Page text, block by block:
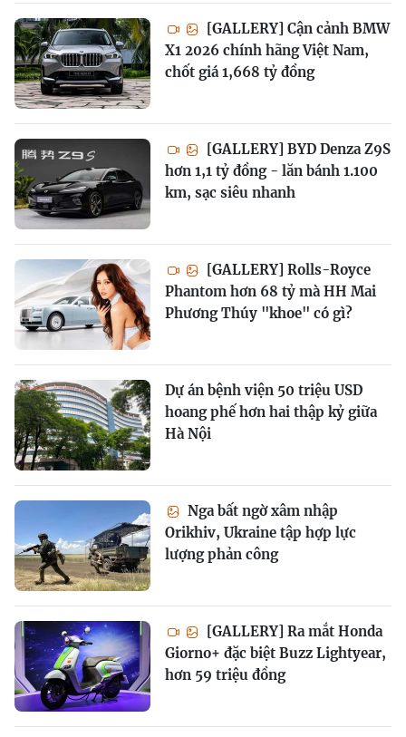
[GALLERY] Cận cảnh BMW
X1 2026 chính hãng Việt Nam,
chốt giá 1,668 tỷ đồng
[GALLERY] BYD Denza Z9S
hơn 1,1 tỷ đồng - lăn bánh 1.100
km, sạc siêu nhanh
[GALLERY] Rolls-Royce
Phantom hơn 68 tỷ mà HH Mai
Phương Thúy "khoe" có gì?
Dự án bệnh viện 50 triệu USD
hoang phế hơn hai thập kỷ giữa
Hà Nội
Nga bất ngờ xâm nhập
Orikhiv, Ukraine tập hợp lực
lượng phản công
[GALLERY] Ra mắt Honda
Giorno+ đặc biệt Buzz Lightyear,
hơn 59 triệu đồng